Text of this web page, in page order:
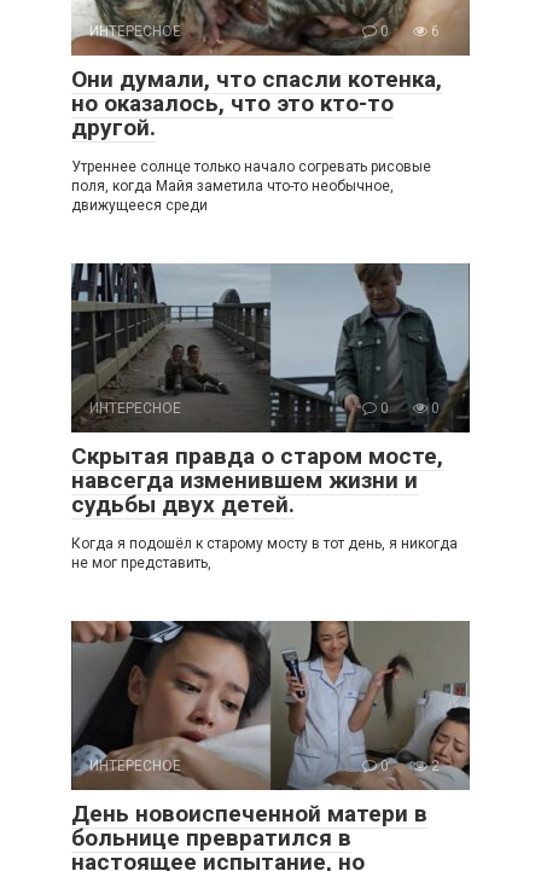
ИНТЕРЕСНОЕ 0 6
Они думали, что спасли котенка,
но оказалось, что это кто-то
другой.
Утреннее солнце только начало согревать рисовые
поля, когда Майя заметила что-то необычное,
движущееся среди
ИНТЕРЕСНОЕ 0 0
Скрытая правда о старом мосте,
навсегда изменившем жизни и
судьбы двух детей.
Когда я подошёл к старому мосту в тот день, я никогда
не мог представить,
ИНТЕРЕСНОЕ 0 2
День новоиспеченной матери в
больнице превратился в
настоящее испытание, но